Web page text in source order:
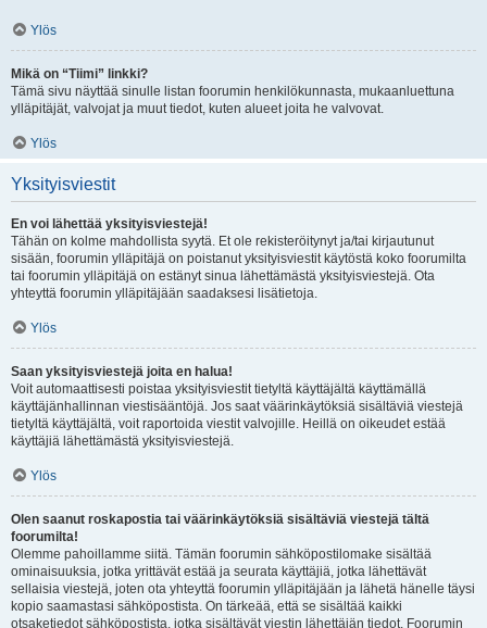
Ylös
Mikä on “Tiimi” linkki?
Tämä sivu näyttää sinulle listan foorumin henkilökunnasta, mukaanluettuna
ylläpitäjät, valvojat ja muut tiedot, kuten alueet joita he valvovat.
Ylös
Yksityisviestit
En voi lähettää yksityisviestejä!
Tähän on kolme mahdollista syytä. Et ole rekisteröitynyt ja/tai kirjautunut
sisään, foorumin ylläpitäjä on poistanut yksityisviestit käytöstä koko foorumilta
tai foorumin ylläpitäjä on estänyt sinua lähettämästä yksityisviestejä. Ota
yhteyttä foorumin ylläpitäjään saadaksesi lisätietoja.
Ylös
Saan yksityisviestejä joita en halua!
Voit automaattisesti poistaa yksityisviestit tietyltä käyttäjältä käyttämällä
käyttäjänhallinnan viestisääntöjä. Jos saat väärinkäytöksiä sisältäviä viestejä
tietyltä käyttäjältä, voit raportoida viestit valvojille. Heillä on oikeudet estää
käyttäjiä lähettämästä yksityisviestejä.
Ylös
Olen saanut roskapostia tai väärinkäytöksiä sisältäviä viestejä tältä
foorumilta!
Olemme pahoillamme siitä. Tämän foorumin sähköpostilomake sisältää
ominaisuuksia, jotka yrittävät estää ja seurata käyttäjiä, jotka lähettävät
sellaisia viestejä, joten ota yhteyttä foorumin ylläpitäjään ja lähetä hänelle täysi
kopio saamastasi sähköpostista. On tärkeää, että se sisältää kaikki
otsaketiedot sähköpostista, jotka sisältävät viestin lähettäjän tiedot. Foorumin